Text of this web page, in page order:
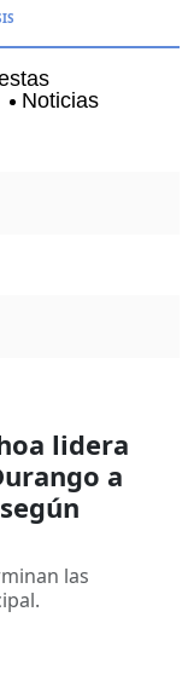
Noticias
lidera
a
las